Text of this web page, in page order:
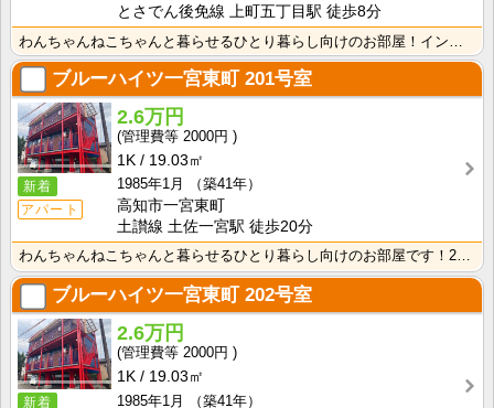
とさでん後免線 上町五丁目駅 徒歩8分
ブルーハイツ一宮東町201号室
新着
アパート
2.6万円
2000円
1K
19.03㎡
1985年1月
（築41年）
高知市一宮東町
土讃線 土佐一宮駅 徒歩20分
わんちゃんねこちゃんと暮らせるひとり暮らし向けのお部屋です！2026年6月下旬、ネット無料（Wi-F･･･
ブルーハイツ一宮東町202号室
新着
2.6万円
2000円
1K
19.03㎡
1985年1月
（築41年）